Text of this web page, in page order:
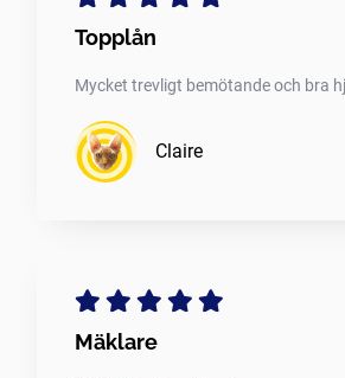
Topplån
Mycket trevligt bemötande och bra
Claire
Mäklare